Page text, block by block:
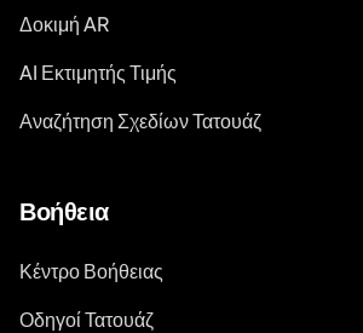
Δοκιμή AR
AI Εκτιμητής Τιμής
Αναζήτηση Σχεδίων Τατουάζ
Βοήθεια
Κέντρο Βοήθειας
Οδηγοί Τατουάζ